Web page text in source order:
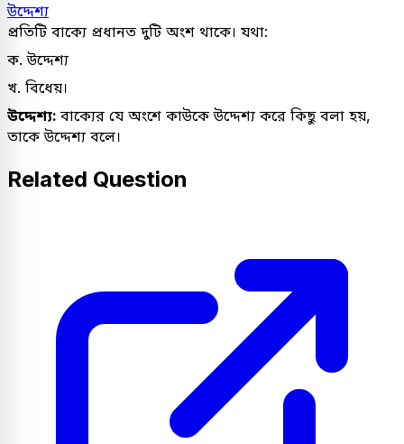
উদ্দেশ্য
প্রতিটি বাক্যে প্রধানত দুটি অংশ থাকে। যথা:
ক. উদ্দেশ্য
খ. বিধেয়।
উদ্দেশ্য: বাক্যের যে অংশে কাউকে উদ্দেশ্য করে কিছু বলা হয়,
তাকে উদ্দেশ্য বলে।
Related Question